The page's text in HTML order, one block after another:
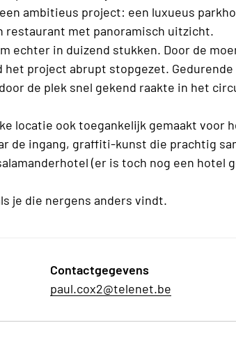
ambitieus project: een luxueus
restaurant met panoramisch uitzicht.
echter in duizend stukken. Door de
project abrupt stopgezet. Gedurende
de plek snel gekend raakte in het
locatie ook toegankelijk gemaakt voor
de ingang, graffiti-kunst die prachtig
(er is toch nog een hotel
je die nergens anders vindt.
Contactgegevens
paul.cox2@telenet.be